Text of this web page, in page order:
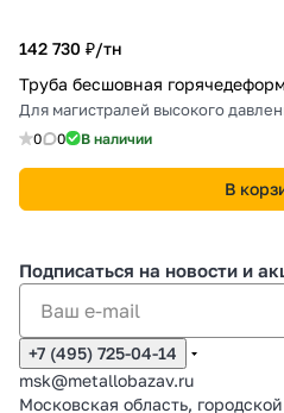
142 730 ₽/тн
Труба бесшовная
Для магистралей высокого
0 0 В наличии
В
Подписаться на новости и
+7 (495) 725-04-14
msk@metallobazav.ru
Московская область,